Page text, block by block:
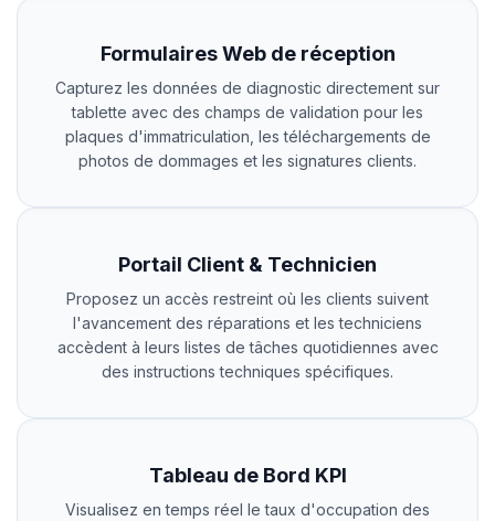
Formulaires Web de réception
Capturez les données de diagnostic directement sur
tablette avec des champs de validation pour les
plaques d'immatriculation, les téléchargements de
photos de dommages et les signatures clients.
Portail Client & Technicien
Proposez un accès restreint où les clients suivent
l'avancement des réparations et les techniciens
accèdent à leurs listes de tâches quotidiennes avec
des instructions techniques spécifiques.
Tableau de Bord KPI
Visualisez en temps réel le taux d'occupation des